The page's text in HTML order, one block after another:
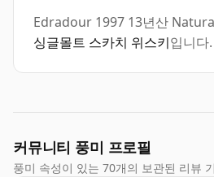
Edradour 1997 13년산
싱글몰트 스카치 위스키입니다.
커뮤니티 풍미 프로필
풍미 속성이 있는 70개의 보관된 리뷰